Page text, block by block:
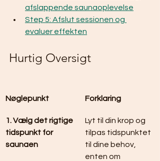
afslappende saunaoplevelse
Step 5: Afslut sessionen og
evaluer effekten
Hurtig Oversigt
Nøglepunkt Forklaring
1. Vælg det rigtige
tidspunkt for
saunaen
Lyt til din krop og
tilpas tidspunktet
til dine behov,
enten om